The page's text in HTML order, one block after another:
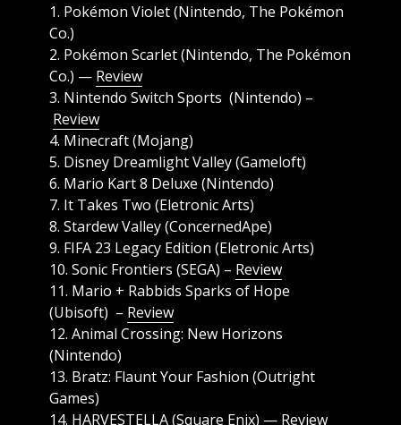
1. Pokémon Violet (Nintendo, The Pokémon
Co.)
2. Pokémon Scarlet (Nintendo, The Pokémon
Co.) — Review
3. Nintendo Switch Sports (Nintendo) –
Review
4. Minecraft (Mojang)
5. Disney Dreamlight Valley (Gameloft)
6. Mario Kart 8 Deluxe (Nintendo)
7. It Takes Two (Eletronic Arts)
8. Stardew Valley (ConcernedApe)
9. FIFA 23 Legacy Edition (Eletronic Arts)
10. Sonic Frontiers (SEGA) – Review
11. Mario + Rabbids Sparks of Hope
(Ubisoft) – Review
12. Animal Crossing: New Horizons
(Nintendo)
13. Bratz: Flaunt Your Fashion (Outright
Games)
14. HARVESTELLA (Square Enix) — Review